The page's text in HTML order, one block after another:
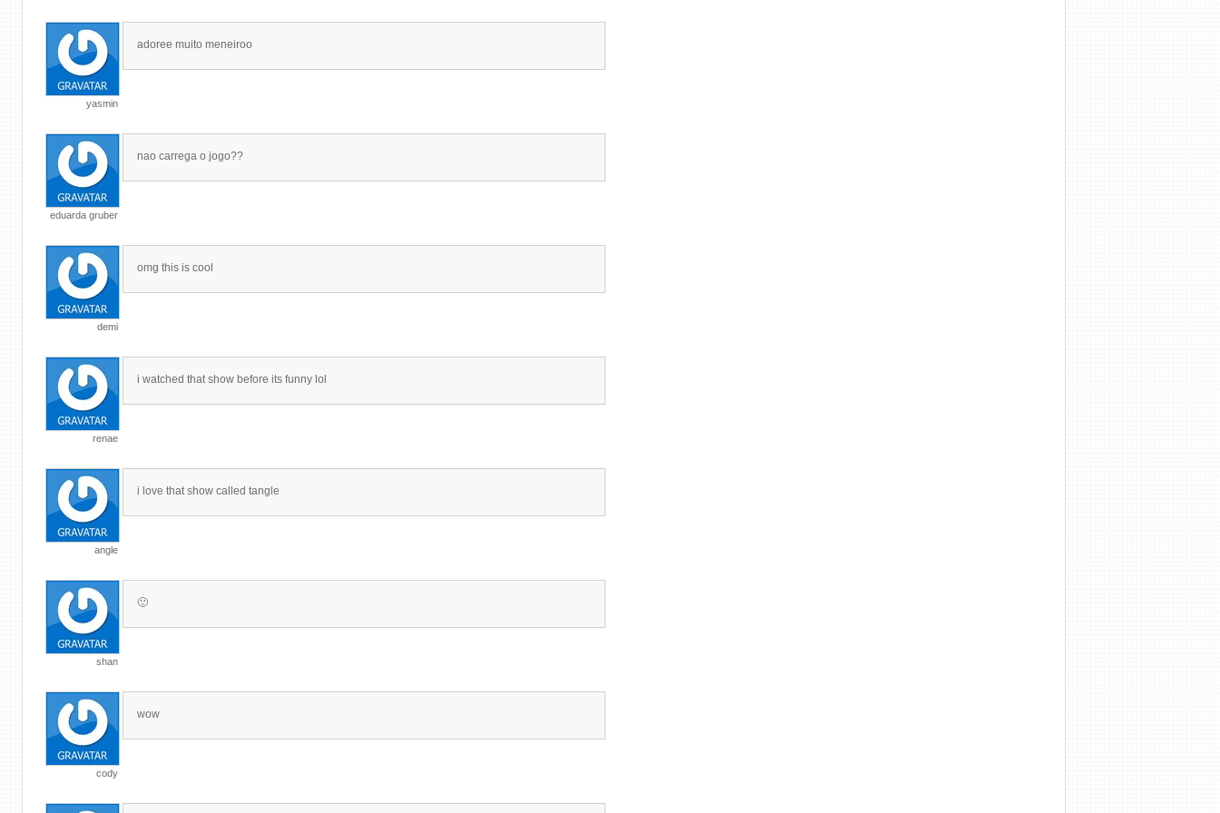
yasmin
adoree muito meneiroo
eduarda gruber
nao carrega o jogo??
demi
omg this is cool
renae
i watched that show before its funny lol
angle
i love that show called tangle
shan
🙂
cody
wow